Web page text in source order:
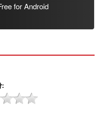
for Android